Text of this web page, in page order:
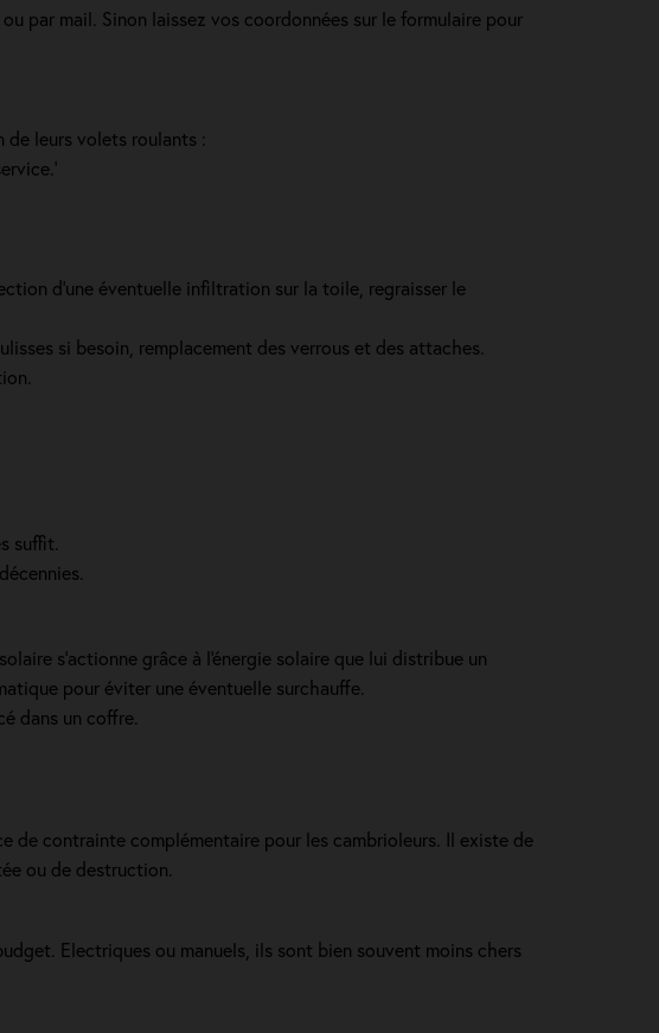
par mail. Sinon laissez vos coordonnées sur le formulaire pour
de leurs volets roulants :
d'une éventuelle infiltration sur la toile, regraisser le
si besoin, remplacement des verrous et des attaches.
suffit.
s'actionne grâce à l'énergie solaire que lui distribue un
pour éviter une éventuelle surchauffe.
dans un coffre.
contrainte complémentaire pour les cambrioleurs. Il existe de
ou de destruction.
Electriques ou manuels, ils sont bien souvent moins chers